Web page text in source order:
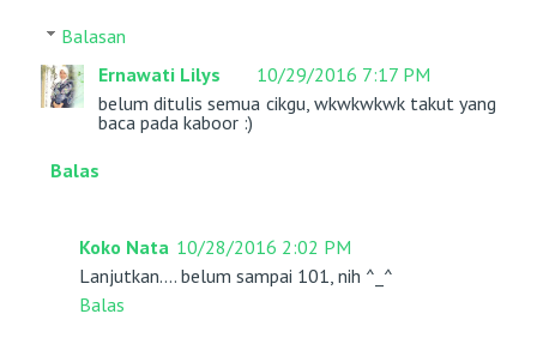
Balasan
Ernawati Lilys
10/29/2016 7:17 PM
belum ditulis semua cikgu, wkwkwkwk takut yang
baca pada kaboor :)
Balas
Koko Nata 10/28/2016 2:02 PM
Lanjutkan.... belum sampai 101, nih ^_^
Balas